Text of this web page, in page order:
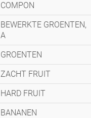
COMPON
BEWERKTE GROENTEN,
A
GROENTEN
ZACHT FRUIT
HARD FRUIT
BANANEN